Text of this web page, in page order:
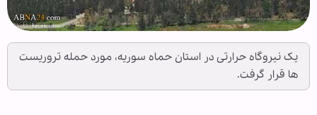
یک نیروگاه حرارتی در استان حماه سوریه، مورد حمله تروریست
ها قرار گرفت.